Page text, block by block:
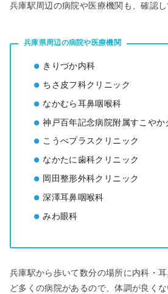
兵庫駅周辺の病院や医療機関も、確認し
兵庫県周辺の病院や医療機関
きりづか内科
ちさ皮フ科クリニック
なかむら耳鼻咽喉科
神戸百年記念病院附属すこやか
こうべプラスクリニック
なかたに歯科クリニック
岡田整形外科クリニック
深澤耳鼻咽喉科
みわ眼科
兵庫駅から歩いて数分の場所に内科・
ど多くの病院があるので、体調が良く